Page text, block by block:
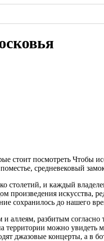
стоит посмотреть Чтобы
средневековый
столетий, и каждый
произведения искусства,
сохранилось до нашего
и аллеям, разбитым
территории можно
джазовые концерты, а в